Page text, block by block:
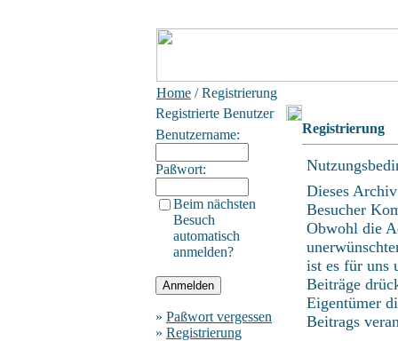
Home / Registrierung
Registrierte Benutzer
Benutzername:
Paßwort:
Beim nächsten
Besuch
automatisch
anmelden?
» Paßwort vergessen
» Registrierung
Registrierung
Dieses
Besucher
Obwohl die
ist es für uns
Beiträge
Eigentümer
Beitrags